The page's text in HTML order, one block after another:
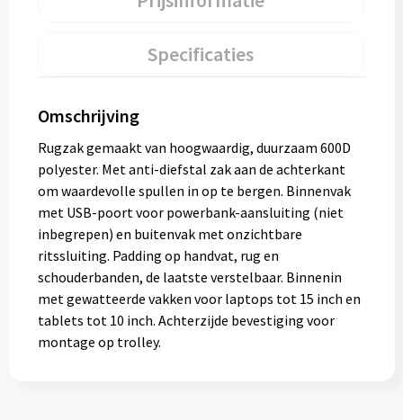
Specificaties
Omschrijving
Rugzak gemaakt van hoogwaardig, duurzaam 600D
polyester. Met anti-diefstal zak aan de achterkant
om waardevolle spullen in op te bergen. Binnenvak
met USB-poort voor powerbank-aansluiting (niet
inbegrepen) en buitenvak met onzichtbare
ritssluiting. Padding op handvat, rug en
schouderbanden, de laatste verstelbaar. Binnenin
met gewatteerde vakken voor laptops tot 15 inch en
tablets tot 10 inch. Achterzijde bevestiging voor
montage op trolley.